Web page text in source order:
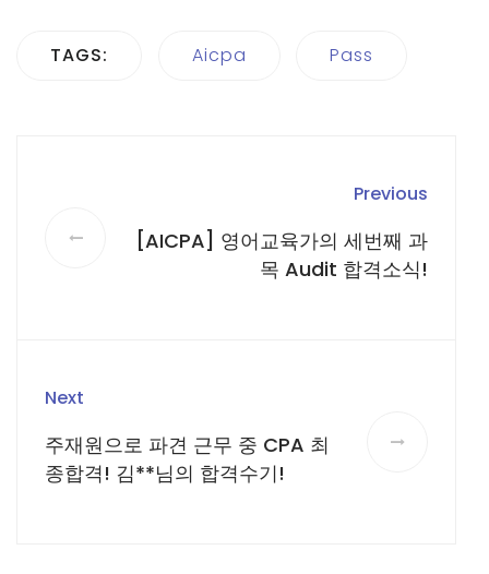
TAGS: Aicpa Pass
Previous
[AICPA] 영어교육가의 세번째 과
목 Audit 합격소식!
Next
주재원으로 파견 근무 중 CPA 최
종합격! 김**님의 합격수기!